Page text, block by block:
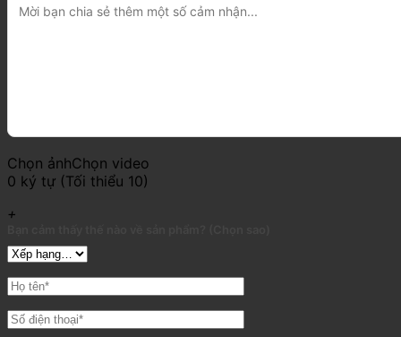
Chọn ảnhChọn video
0 ký tự (Tối thiểu 10)
+